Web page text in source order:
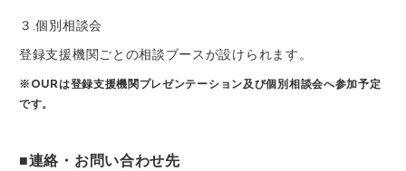
３.個別相談会
登録支援機関ごとの相談ブースが設けられます。
※OURは登録支援機関プレゼンテーション及び個別相談会へ参加予定
です。
■連絡・お問い合わせ先